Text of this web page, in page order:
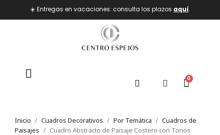
☀️ Entregas en vacaciones: consulta los plazos aquí.
Inicio Cuadros Decorativos Por Temática
Cuadros de
Paisajes
Cuadro Abstracto de Paisaje Costero con Tonos